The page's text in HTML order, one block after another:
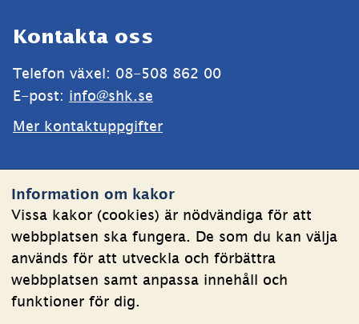
Information om kakor
Vissa kakor (cookies) är nödvändiga för att
webbplatsen ska fungera. De som du kan välja
används för att utveckla och förbättra
webbplatsen samt anpassa innehåll och
funktioner för dig.
Kontakta oss
Telefon växel: 08-508 862 00
E-post: info@shk.se
Mer kontaktuppgifter
Om kakor
Behandling av personuppgifter
Tillgänglighetsredogörelse
Följ oss